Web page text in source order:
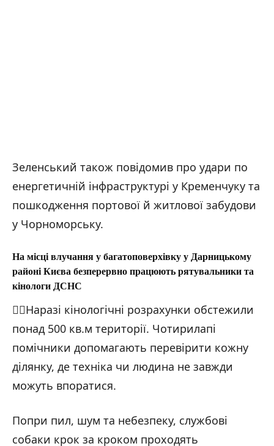
Фото: наслідки російської масованої атаки на Київщину / ДСНС України /
14.05.2026
14.05.2026
Фото: наслідки російської масованої атаки на Київщину / ДСНС України /
Фото: наслідки російської масованої атаки на Київщину / ДСНС України /
Зеленський також повідомив про удари по
енергетичній інфраструктурі у Кременчуку та
пошкодження портової й житлової забудови
у Чорноморську.
На місці влучання у багатоповерхівку у Дарницькому
районі Києва безперервно працюють рятувальники та
кінологи ДСНС
🐕‍🦺Наразі кінологічні розрахунки обстежили
понад 500 кв.м території. Чотирилапі
помічники допомагають перевірити кожну
ділянку, де техніка чи людина не завжди
можуть впоратися.
Попри пил, шум та небезпеку, службові
собаки крок за кроком проходять